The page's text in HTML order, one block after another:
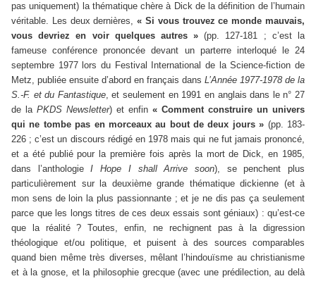
pas uniquement) la thématique chère à Dick de la définition de l’humain
véritable. Les deux dernières,« Si vous trouvez ce monde mauvais,
vous devriez en voir quelques autres » (pp. 127-181 ; c’est la
fameuse conférence prononcée devant un parterre interloqué le 24
septembre 1977 lors du Festival International de la Science-fiction de
Metz, publiée ensuite d’abord en français dans L’Année 1977-1978 de la
S.-F. et du Fantastique, et seulement en 1991 en anglais dans le n° 27
de la PKDS Newsletter) et enfin « Comment construire un univers
qui ne tombe pas en morceaux au bout de deux jours » (pp. 183-
226 ; c’est un discours rédigé en 1978 mais qui ne fut jamais prononcé,
et a été publié pour la première fois après la mort de Dick, en 1985,
dans l’anthologieI Hope I shall Arrive soon), se penchent plus
particulièrement sur la deuxième grande thématique dickienne (et à
mon sens de loin la plus passionnante ; et je ne dis pas ça seulement
parce que les longs titres de ces deux essais sont géniaux) : qu’est-ce
que la réalité ? Toutes, enfin, ne rechignent pas à la digression
théologique et/ou politique, et puisent à des sources comparables
quand bien même très diverses, mêlant l’hindouïsme au christianisme
et à la gnose, et la philosophie grecque (avec une prédilection, au delà